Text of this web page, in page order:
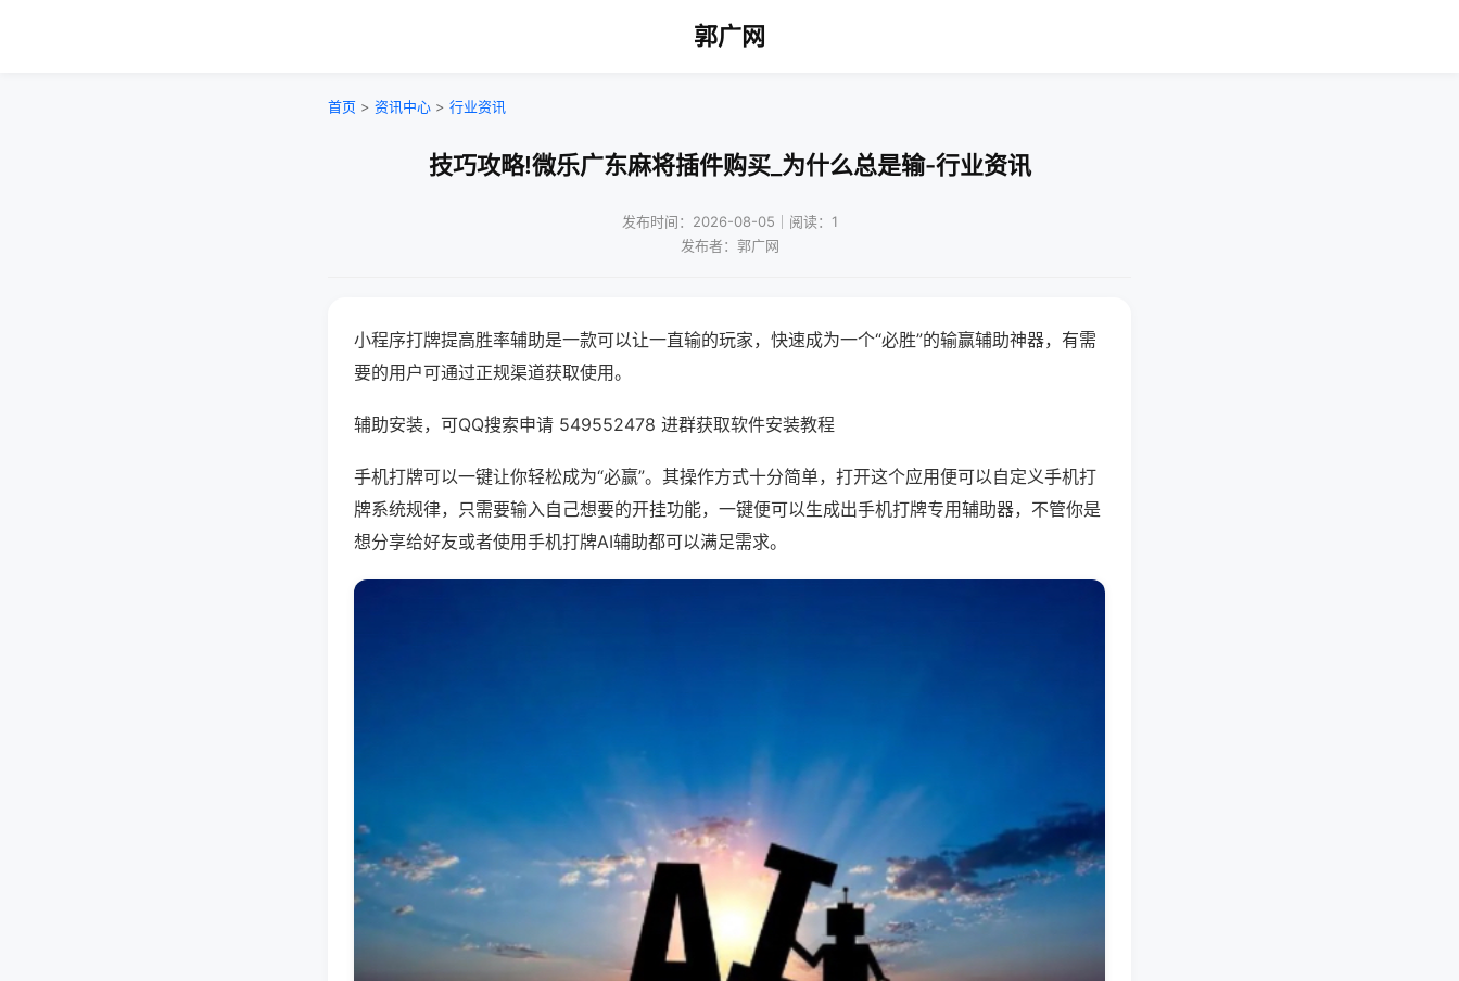
郭广网
首页 > 资讯中心 > 行业资讯
技巧攻略!微乐广东麻将插件购买_为什么总是输-行业资讯
发布时间：2026-08-05｜阅读：1
发布者：郭广网
小程序打牌提高胜率辅助是一款可以让一直输的玩家，快速成为一个“必胜”的输赢辅助神器，有需
要的用户可通过正规渠道获取使用。
辅助安装，可QQ搜索申请 549552478 进群获取软件安装教程
手机打牌可以一键让你轻松成为“必赢”。其操作方式十分简单，打开这个应用便可以自定义手机打
牌系统规律，只需要输入自己想要的开挂功能，一键便可以生成出手机打牌专用辅助器，不管你是
想分享给好友或者使用手机打牌AI辅助都可以满足需求。